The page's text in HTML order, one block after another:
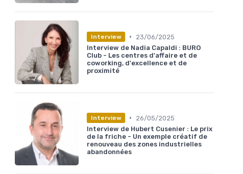
Interview •
23/06/2025
Interview de Nadia Capaldi : BURO
Club - Les centres d'affaire et de
coworking, d'excellence et de
proximité
Interview •
26/05/2025
Interview de Hubert Cusenier : Le prix
de la friche - Un exemple créatif de
renouveau des zones industrielles
abandonnées